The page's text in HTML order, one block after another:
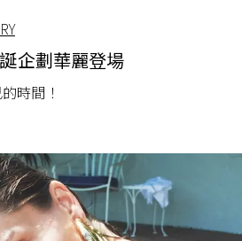
企劃華麗登場
時間！